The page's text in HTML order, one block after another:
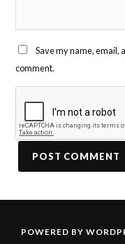
Save my name, email,
comment.
POWERED BY